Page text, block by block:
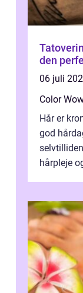
den
06 juli
Color
Hår er
god
hårpleje